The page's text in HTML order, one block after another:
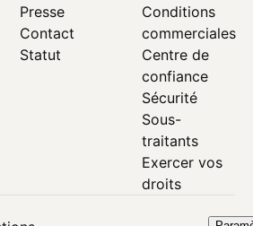
Presse
Contact
Statut
Conditions
commerciales
Centre de
confiance
Sécurité
Sous-
traitants
Exercer vos
droits